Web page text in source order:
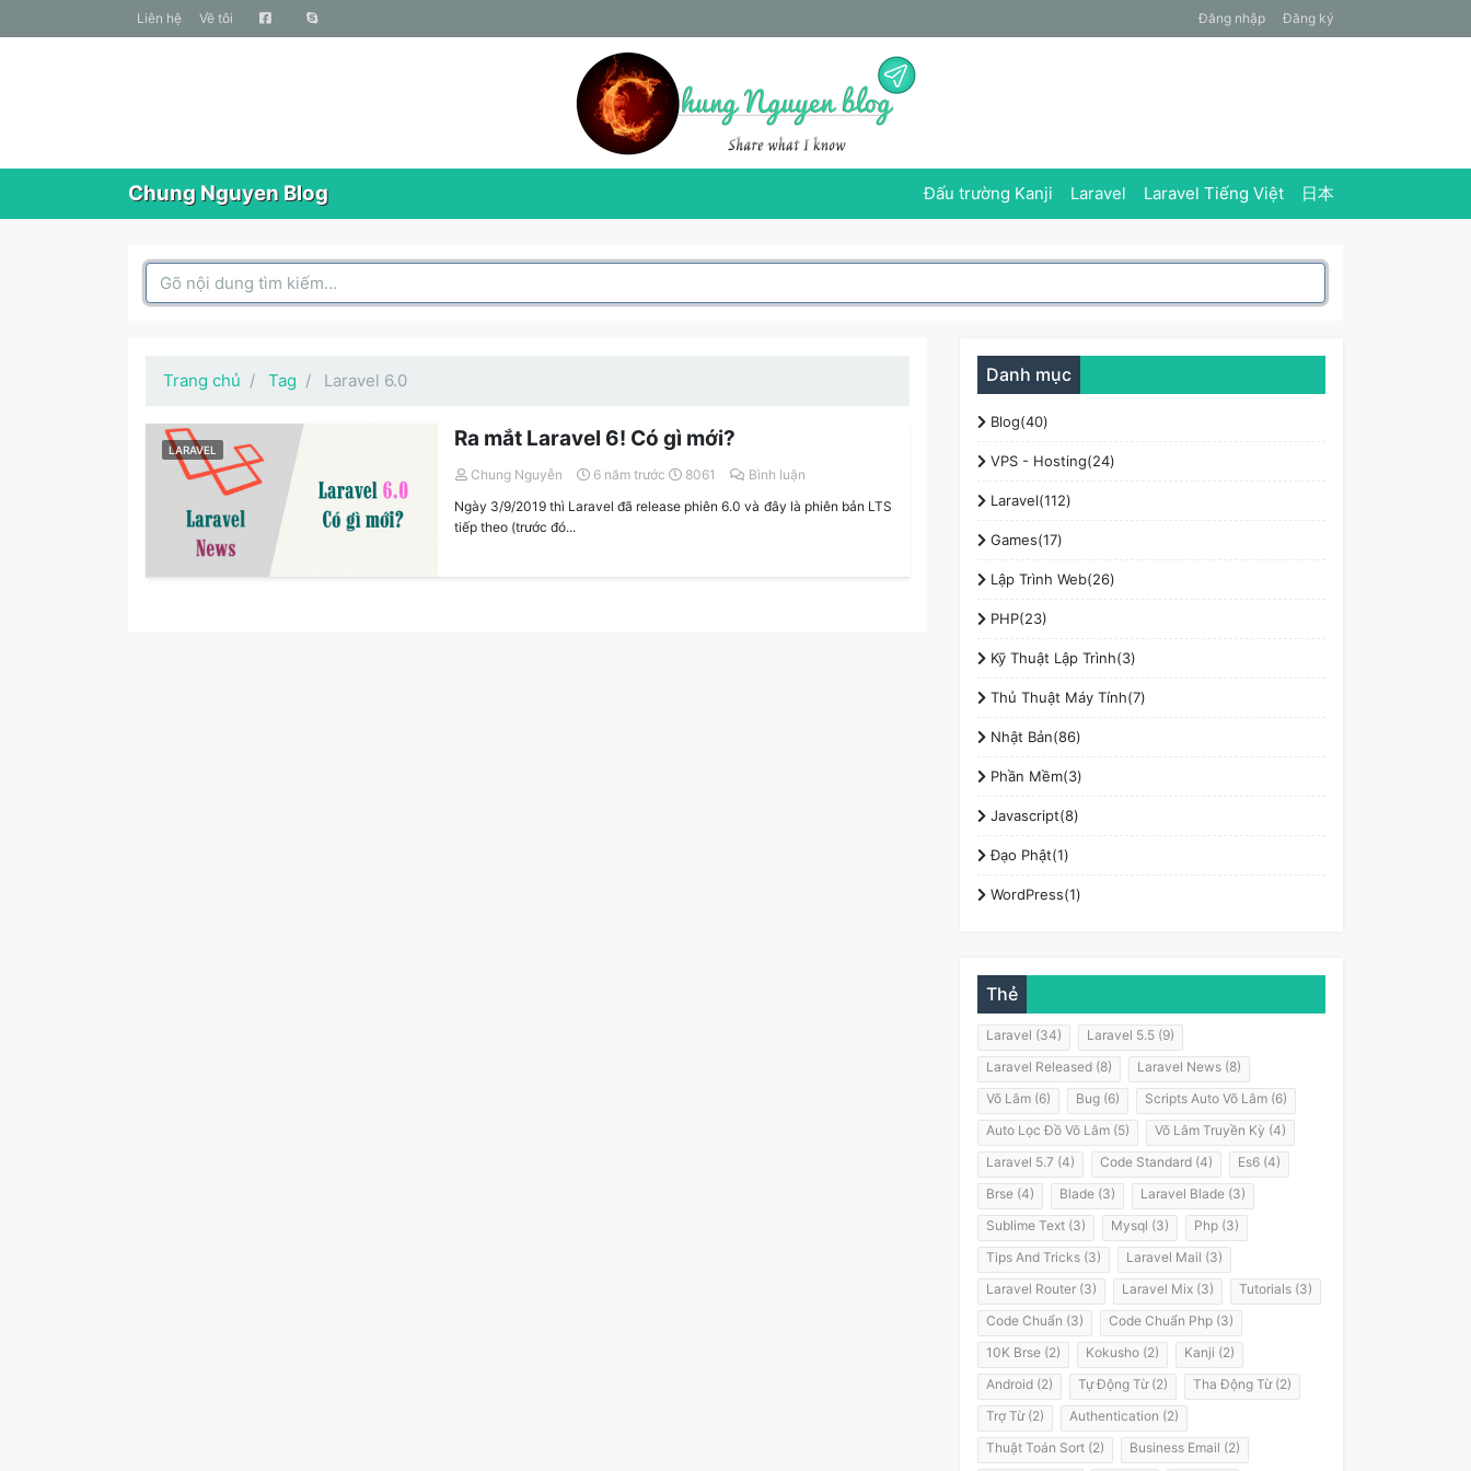
liên hệ Về tôi Đăng nhập Đăng ký
Chung Nguyen Blog Đấu trường Kanji Laravel Laravel Tiếng Việt 日本
Search Box
Trang chủ Tag Laravel 6.0
LARAVEL Ra mắt Laravel 6! Có gì mới?
Chung Nguyễn 6 năm trước 8061
Bình luận
Ngày 3/9/2019 thì Laravel đã release phiên 6.0 và đây là phiên bản LTS
tiếp theo (trước đó...
Danh mục
Blog(40)
VPS - Hosting(24)
Laravel(112)
Games(17)
Lập Trình Web(26)
PHP(23)
Kỹ Thuật Lập Trình(3)
Thủ Thuật Máy Tính(7)
Nhật Bản(86)
Phần Mềm(3)
Javascript(8)
Đạo Phật(1)
WordPress(1)
Thẻ
Laravel (34)
Laravel 5.5 (9)
Laravel Released (8)
Laravel News (8)
Võ Lâm (6)
Bug (6)
Scripts Auto Võ Lâm (6)
Auto Lọc Đồ Võ Lâm (5)
Võ Lâm Truyền Kỳ (4)
Laravel 5.7 (4)
Code Standard (4)
Es6 (4)
Brse (4)
Blade (3)
Laravel Blade (3)
Sublime Text (3)
Mysql (3)
Php (3)
Tips And Tricks (3)
Laravel Mail (3)
Laravel Router (3)
Laravel Mix (3)
Tutorials (3)
Code Chuẩn (3)
Code Chuẩn Php (3)
10K Brse (2)
Kokusho (2)
Kanji (2)
Android (2)
Tự Động Từ (2)
Tha Động Từ (2)
Trợ Từ (2)
Authentication (2)
Thuật Toán Sort (2)
Business Email (2)